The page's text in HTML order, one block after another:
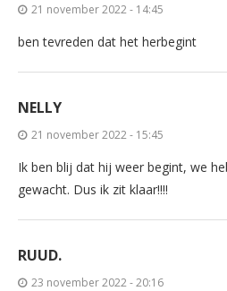
21 november 2022 - 14:45
ben tevreden dat het herbegint
NELLY
21 november 2022 - 15:45
Ik ben blij dat hij weer begint, we
gewacht. Dus ik zit klaar!!!!
RUUD.
23 november 2022 - 20:16